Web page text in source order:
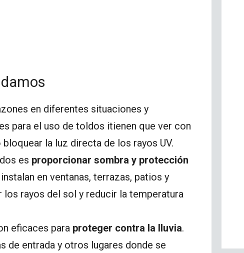
en diferentes situaciones y
para el uso de toldos itienen que ver con
la luz directa de los rayos UV.
es proporcionar sombra y protección
en ventanas, terrazas, patios y
rayos del sol y reducir la temperatura
eficaces para proteger contra la lluvia.
de entrada y otros lugares donde se